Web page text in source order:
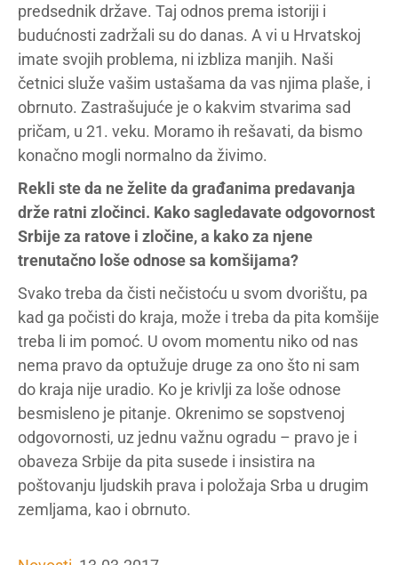
predsednik države. Taj odnos prema istoriji i
budućnosti zadržali su do danas. A vi u Hrvatskoj
imate svojih problema, ni izbliza manjih. Naši
četnici služe vašim ustašama da vas njima plaše, i
obrnuto. Zastrašujuće je o kakvim stvarima sad
pričam, u 21. veku. Moramo ih rešavati, da bismo
konačno mogli normalno da živimo.
Rekli ste da ne želite da građanima predavanja
drže ratni zločinci. Kako sagledavate odgovornost
Srbije za ratove i zločine, a kako za njene
trenutačno loše odnose sa komšijama?
Svako treba da čisti nečistoću u svom dvorištu, pa
kad ga počisti do kraja, može i treba da pita komšije
treba li im pomoć. U ovom momentu niko od nas
nema pravo da optužuje druge za ono što ni sam
do kraja nije uradio. Ko je krivlji za loše odnose
besmisleno je pitanje. Okrenimo se sopstvenoj
odgovornosti, uz jednu važnu ogradu – pravo je i
obaveza Srbije da pita susede i insistira na
poštovanju ljudskih prava i položaja Srba u drugim
zemljama, kao i obrnuto.